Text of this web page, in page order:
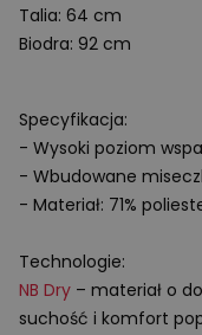
Talia: 64 cm
Biodra: 92 cm
Specyfikacja:
- Wysoki poziom
- Wbudowane
- Materiał: 71%
Technologie:
NB Dry – materiał o
suchość i komfort